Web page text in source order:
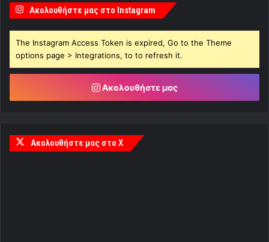
Ακολουθήστε μας στο Instagram
The Instagram Access Token is expired, Go to the Theme
options page > Integrations, to to refresh it.
Ακολουθήστε μας
Ακολουθήστε μας στο X